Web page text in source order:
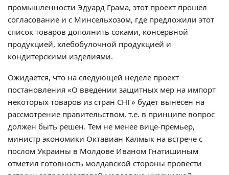
промышленности Эдуард Грама, этот проект прошёл
согласование и с Минсельхозом, где предложили этот
список товаров дополнить соками, консервной
продукцией, хлебобулочной продукцией и
кондитерскими изделиями.
Ожидается, что на следующей неделе проект
постановления «О введении защитных мер на импорт
некоторых товаров из стран СНГ» будет вынесен на
рассмотрение правительством, т.е. в принципе вопрос
должен быть решен. Тем не менее вице-премьер,
министр экономики Октавиан Калмык на встрече с
послом Украины в Молдове Иваном Гнатишиным
отметил готовность молдавской стороны провести